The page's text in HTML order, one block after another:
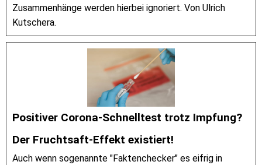
Zusammenhänge werden hierbei ignoriert. Von Ulrich
Kutschera.
Positiver Corona-Schnelltest trotz Impfung?
Der Fruchtsaft-Effekt existiert!
Auch wenn sogenannte "Faktenchecker" es eifrig in